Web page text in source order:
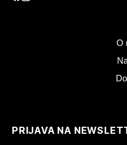
O
PRIJAVA NA